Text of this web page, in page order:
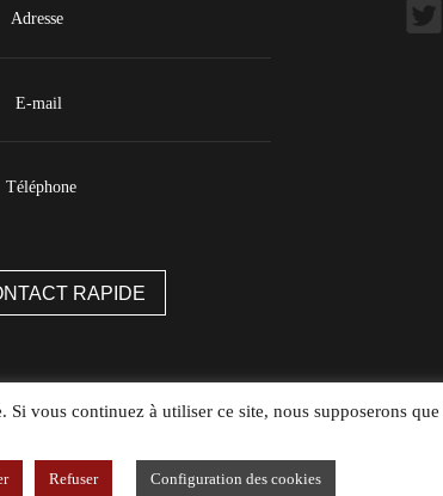
Adresse
E-mail
Téléphone
RAPIDE
vous continuez à utiliser ce site, nous supposerons que
Refuser Configuration des cookies